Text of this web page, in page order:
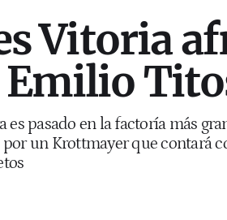
Vitoria
Emilio
pasado en la factoría más
por un Krottmayer que contará